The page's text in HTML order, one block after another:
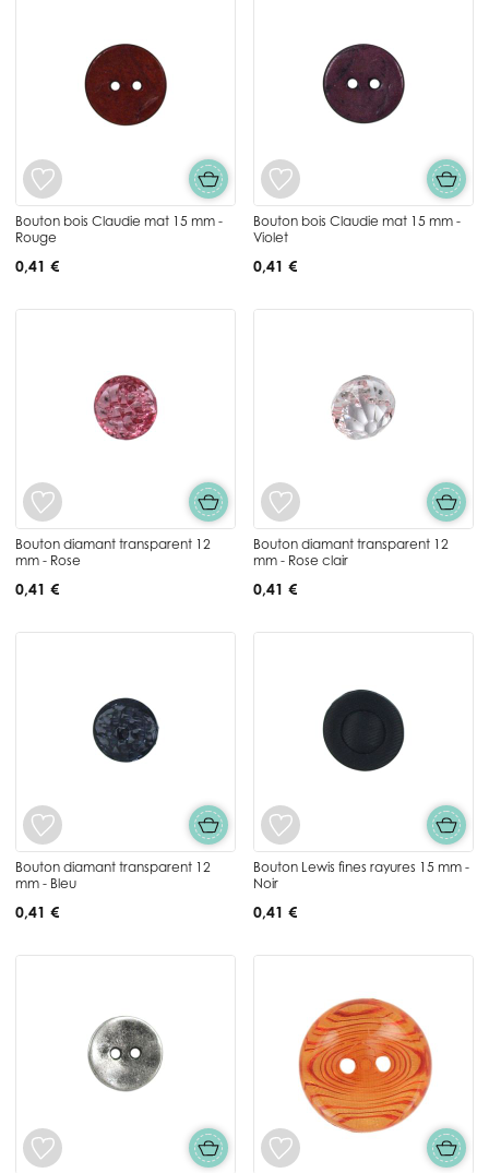
Bouton bois Claudie mat 15 mm -
Rouge
0,41 €
Bouton bois Claudie mat 15 mm -
Violet
0,41 €
Bouton diamant transparent 12
mm - Rose
0,41 €
Bouton diamant transparent 12
mm - Rose clair
0,41 €
Bouton diamant transparent 12
mm - Bleu
0,41 €
Bouton Lewis fines rayures 15 mm -
Noir
0,41 €